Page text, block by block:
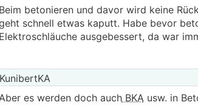
Beim betonieren und davor wird keine
schnell etwas kaputt. Habe bevor
Elektroschläuche ausgebessert, da war
KunibertKA
es werden doch auchBKAusw. in